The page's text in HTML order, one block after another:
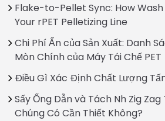
Flake-to-Pellet Sync: How
Your rPET Pelletizing Line
Chi Phí Ẩn của Sản Xuất: Danh
Mòn Chính của Máy Tái Chế PET
Điều Gì Xác Định Chất Lượng
Sấy Ống Dẫn và Tách Nh Zig Zag
Chúng Có Cần Thiết Không?